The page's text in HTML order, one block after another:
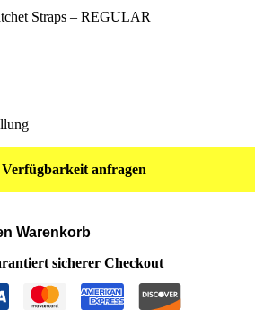
Straps – REGULAR
Verfügbarkeit anfragen
Warenkorb
sicherer Checkout